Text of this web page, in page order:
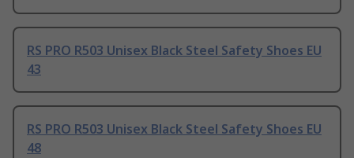
RS PRO R503 Unisex Black Steel Safety Shoes EU
43
RS PRO R503 Unisex Black Steel Safety Shoes EU
48